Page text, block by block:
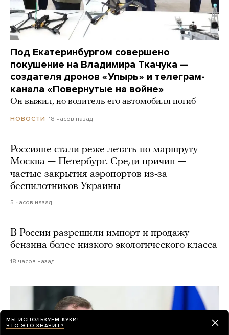
Под Екатеринбургом совершено
покушение на Владимира Ткачука —
создателя дронов «Упырь» и телеграм-
канала «Повернутые на войне»
Он выжил, но водитель его автомобиля погиб
НОВОСТИ 18 часов назад
Россияне стали реже летать по маршруту
Москва — Петербург. Среди причин —
частые закрытия аэропортов из-за
беспилотников Украины
5 часов назад
В России разрешили импорт и продажу
бензина более низкого экологического класса
18 часов назад
МЫ ИСПОЛЬЗУЕМ КУКИ!
ЧТО ЭТО ЗНАЧИТ?